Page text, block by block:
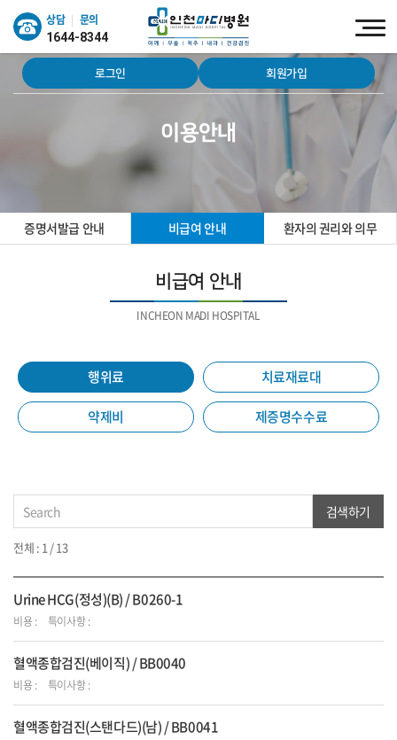
상담 | 문의
1644-8344
로그인 회원가입
이용안내
증명서발급 안내 비급여 안내 환자의 권리와 의무
비급여 안내
INCHEON MADI HOSPITAL
행위료 치료재료대
약제비 제증명수수료
전체 : 1 / 13
검색하기
Urine HCG(정성)(B) / B0260-1
비용 : 특이사항 :
혈액종합검진(베이직) / BB0040
비용 : 특이사항 :
혈액종합검진(스탠다드)(남) / BB0041